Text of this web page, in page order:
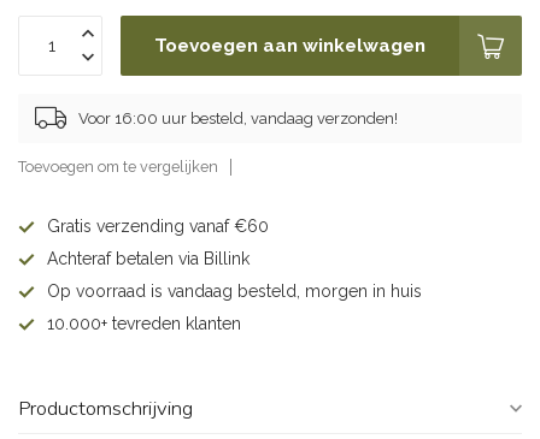
Toevoegen aan winkelwagen
Voor 16:00 uur besteld, vandaag verzonden!
Toevoegen om te vergelijken
Gratis verzending vanaf €60
Achteraf betalen via Billink
Op voorraad is vandaag besteld, morgen in huis
10.000+ tevreden klanten
Productomschrijving